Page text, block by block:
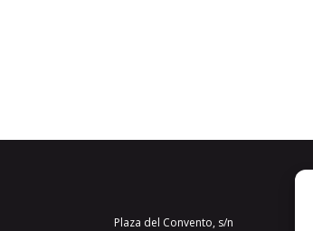
Plaza del Convento, s/n